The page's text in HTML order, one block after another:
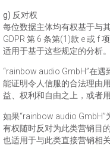
g) 反对权
每位数据主体均有权基于与
GDPR 第 6 条第(1)款 e 或 f
适用于基于这些规定的分析。
“rainbow audio GmbH”在
能证明令人信服的合法理由
益、权利和自由之上，或者
如果“rainbow audio
有权随时反对为此类营销目
也适用于与此类直接营销相